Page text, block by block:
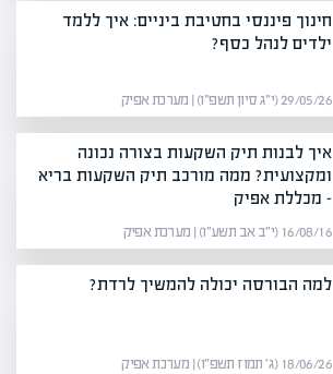
חינוך פיננסי בחטיבת ביניים: איך ללמד
ילדים לנהל כסף?
29/05/26 (י״ג סיון תשפ״ו) | מערכת אפיק
איך לבנות תיק השקעות בצורה נכונה
ומקצועית? ממה מורכב תיק השקעות בריא
– מכללת אפיק
16/08/16 (י״ב אב תשע״ו) | מערכת אפיק
למה הבורסה יכולה להמשיך לרדת?
18/06/26 (ג׳ תמוז תשפ״ו) | מערכת אפיק